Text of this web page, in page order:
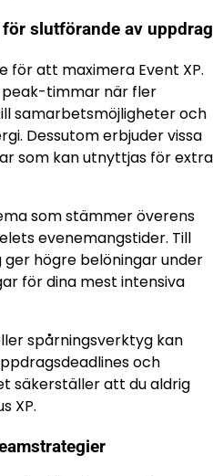
slutförande av uppdrag
för att maximera Event XP.
timmar när fler
samarbetsmöjligheter och
Dessutom erbjuder vissa
som kan utnyttjas för extra
som stämmer överens
evenemangstider. Till
högre belöningar under
för dina mest intensiva
spårningsverktyg kan
och
säkerställer att du aldrig
XP.